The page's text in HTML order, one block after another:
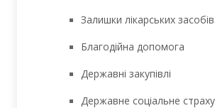
Залишки лікарських
Благодійна допомога
Державні закупівлі
Державне соціальне